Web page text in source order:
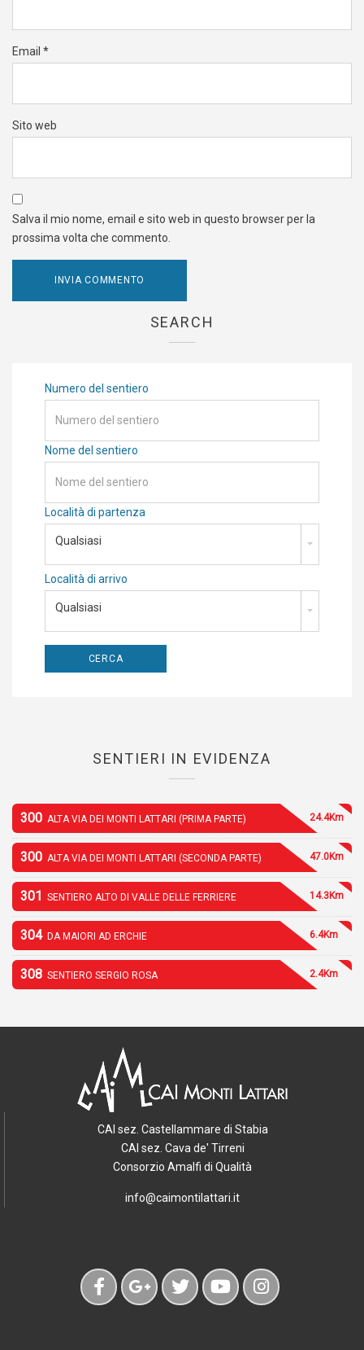
Email *
Sito web
Salva il mio nome, email e sito web in questo browser per la
prossima volta che commento.
SEARCH
Numero del sentiero
Nome del sentiero
Località di partenza
Qualsiasi
Località di arrivo
Qualsiasi
SENTIERI IN EVIDENZA
300 ALTA VIA DEI MONTI LATTARI (PRIMA PARTE) 24.4Km
300 ALTA VIA DEI MONTI LATTARI (SECONDA PARTE) 47.0Km
301 SENTIERO ALTO DI VALLE DELLE FERRIERE 14.3Km
304 DA MAIORI AD ERCHIE 6.4Km
308 SENTIERO SERGIO ROSA 2.4Km
CAI sez. Castellammare di Stabia
CAI sez. Cava de' Tirreni
Consorzio Amalfi di Qualità
info@caimontilattari.it